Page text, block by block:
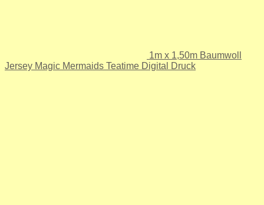
1m x 1,50m Baumwoll
Jersey Magic Mermaids Teatime Digital Druck